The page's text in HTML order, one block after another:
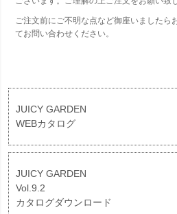
ご注文前にご不明な点など御座いましたら
てお問い合わせください。
JUICY GARDEN
WEBカタログ
JUICY GARDEN
Vol.9.2
カタログダウンロード